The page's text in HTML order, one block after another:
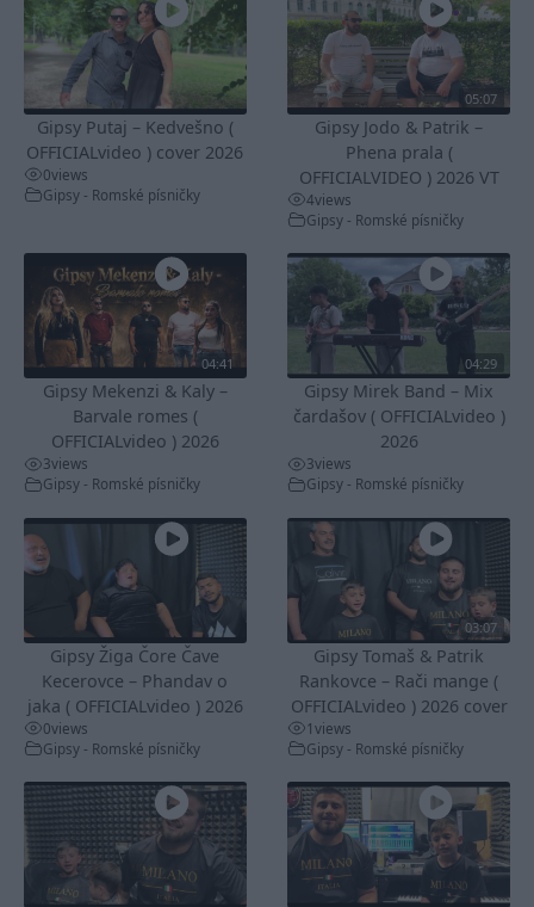
Gipsy Putaj – Kedvešno (
OFFICIALvideo ) cover 2026
0views
Gipsy - Romské písničky
05:07
Gipsy Jodo & Patrik –
Phena prala (
OFFICIALVIDEO ) 2026 VT
4views
Gipsy - Romské písničky
04:41
Gipsy Mekenzi & Kaly –
Barvale romes (
OFFICIALvideo ) 2026
3views
Gipsy - Romské písničky
04:29
Gipsy Mirek Band – Mix
čardašov ( OFFICIALvideo )
2026
3views
Gipsy - Romské písničky
Gipsy Žiga Čore Čave
Kecerovce – Phandav o
jaka ( OFFICIALvideo ) 2026
0views
Gipsy - Romské písničky
03:07
Gipsy Tomaš & Patrik
Rankovce – Rači mange (
OFFICIALvideo ) 2026 cover
1views
Gipsy - Romské písničky